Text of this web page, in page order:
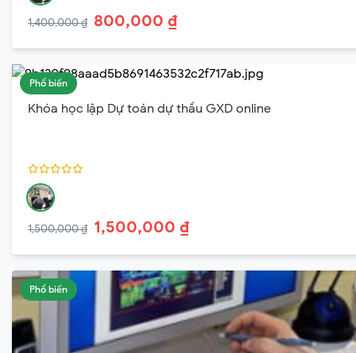
1,400,000 ₫ 800,000 ₫
Phổ biến
Khóa học lập Dự toán dự thầu GXD online
1,500,000 ₫ 1,500,000 ₫
Phổ biến